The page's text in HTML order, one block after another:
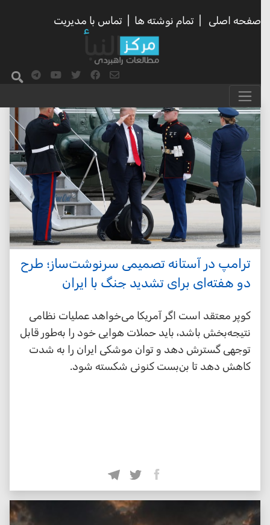
صفحه اصلی | تمام نوشته ها | تماس با مدیریت
ترامپ در آستانه تصمیمی سرنوشت‌ساز؛ طرح
دو هفته‌ای برای تشدید جنگ با ایران
کوپر معتقد است اگر آمریکا می‌خواهد عملیات نظامی
نتیجه‌بخش باشد، باید حملات هوایی خود را به‌طور قابل
توجهی گسترش دهد و توان موشکی ایران را به شدت
کاهش دهد تا بن‌بست کنونی شکسته شود.